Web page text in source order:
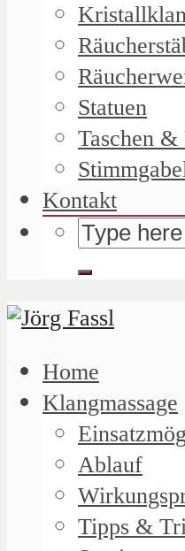
Statuen
Taschen &
Kontakt
Home
Klangmassage
Ablauf
Tipps &